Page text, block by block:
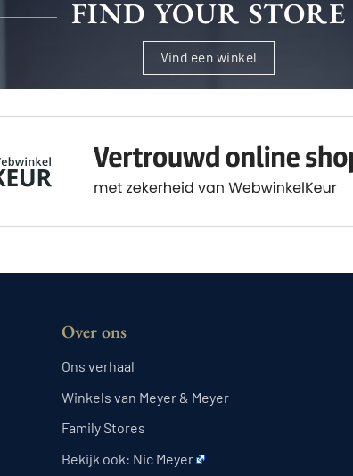
FIND YOUR STORE
Vind een winkel
Over ons
Ons verhaal
Winkels van Meyer & Meyer
Family Stores
Bekijk ook: Nic Meyer